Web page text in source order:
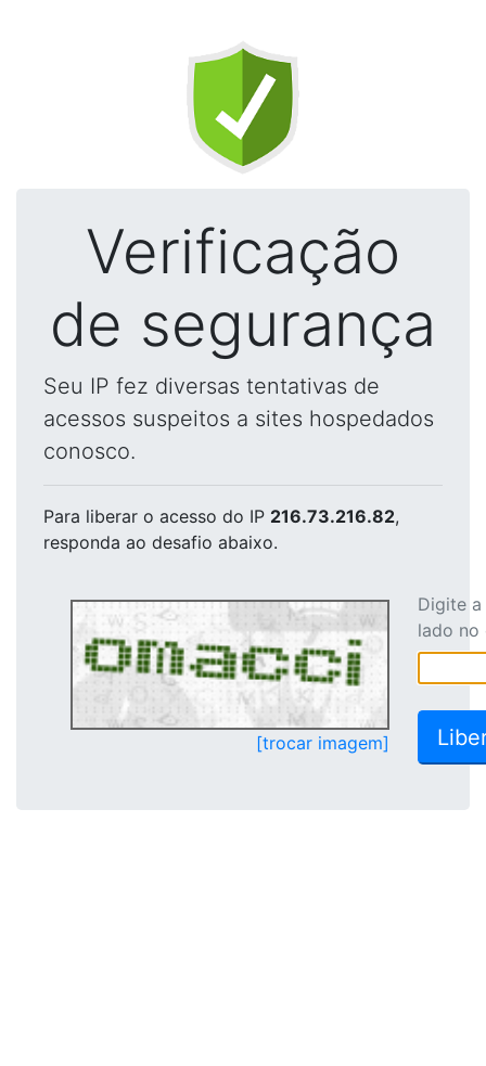
Verificação
de segurança
Seu IP fez diversas tentativas de
acessos suspeitos a sites hospedados
conosco.
Para liberar o acesso do IP 216.73.216.82,
responda ao desafio abaixo.
[trocar imagem]
Digite
lado no